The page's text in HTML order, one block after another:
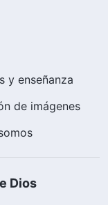
y enseñanza
de imágenes
Dios